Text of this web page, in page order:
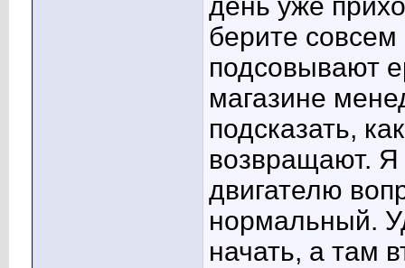
день уже
берите
подсовывают
магазине
подсказать,
возвращают. Я
двигателю
нормальный.
начать, а там